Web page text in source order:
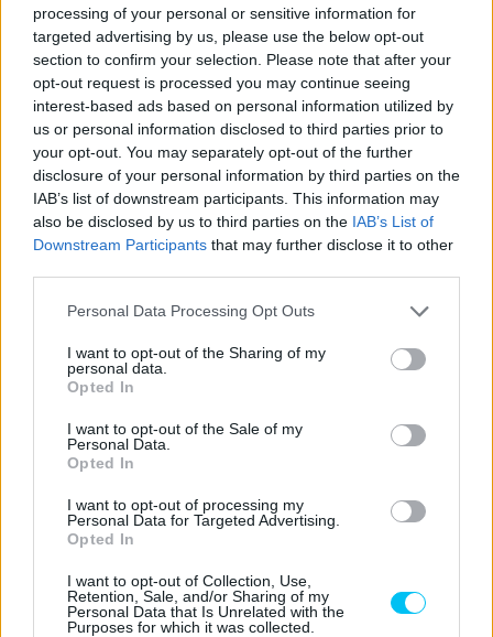
processing of your personal or sensitive information for
targeted advertising by us, please use the below opt-out
section to confirm your selection. Please note that after your
opt-out request is processed you may continue seeing
interest-based ads based on personal information utilized by
us or personal information disclosed to third parties prior to
your opt-out. You may separately opt-out of the further
disclosure of your personal information by third parties on the
IAB’s list of downstream participants. This information may
also be disclosed by us to third parties on the IAB’s List of
Downstream Participants that may further disclose it to other
Please note that this website/app uses one or more Google
not limited to your visit or usage behaviour. You may click to
grant or deny consent to Google and its third-party tags to
use your data for below specified purposes in below Google
consent section.
Personal Data Processing Opt Outs
I want to opt-out of the Sharing of my
personal data.
Opted In
I want to opt-out of the Sale of my
Personal Data.
Opted In
I want to opt-out of processing my
Personal Data for Targeted Advertising.
Opted In
I want to opt-out of Collection, Use,
Retention, Sale, and/or Sharing of my
Personal Data that Is Unrelated with the
Purposes for which it was collected.
„Alig várjuk, hogy még több körrekord dőljön meg, és
hogy a nagyobb teljesítmény nagyobb szabadságot adjon
a versenyzőknek az előzési manőverek szempontjából.
Izgatottan várjuk, hogy elkezdjük a Moto2-es Triumph
következő fejezetét.”
CIMKÉK
Moto2 Triumph
Előző cikk
Aegerter: A cél, hogy tovább
Következő cikk